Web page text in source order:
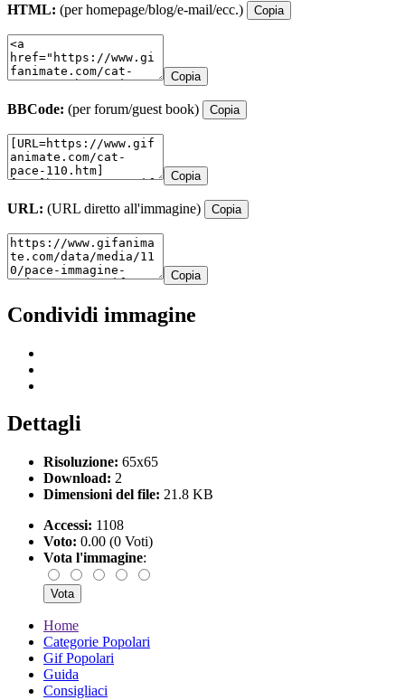
HTML: (per homepage/blog/e-mail/ecc.) Copia
Copia
BBCode: (per forum/guest book) Copia
Copia
URL: (URL diretto all'immagine) Copia
Copia
Condividi immagine
Dettagli
Risoluzione: 65x65
Download: 2
Dimensioni del file: 21.8 KB
Accessi: 1108
Voto: 0.00 (0 Voti)
Vota l'immagine:
Home
Categorie Popolari
Gif Popolari
Guida
Consigliaci